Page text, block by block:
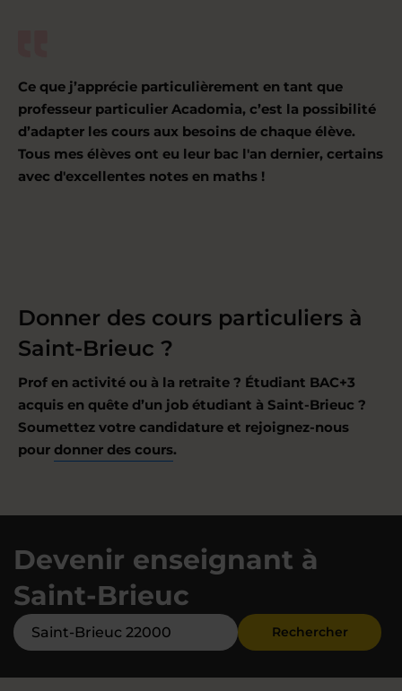
Ce que j’apprécie particulièrement en tant que
professeur particulier Acadomia, c’est la possibilité
d’adapter les cours aux besoins de chaque élève.
Tous mes élèves ont eu leur bac l'an dernier, certains
avec d'excellentes notes en maths !
Donner des cours particuliers à
Saint-Brieuc ?
Prof en activité ou à la retraite ? Étudiant BAC+3
acquis en quête d’un job étudiant à Saint-Brieuc ?
Soumettez votre candidature et rejoignez-nous
pour donner des cours.
Devenir enseignant à
Saint-Brieuc
Rechercher